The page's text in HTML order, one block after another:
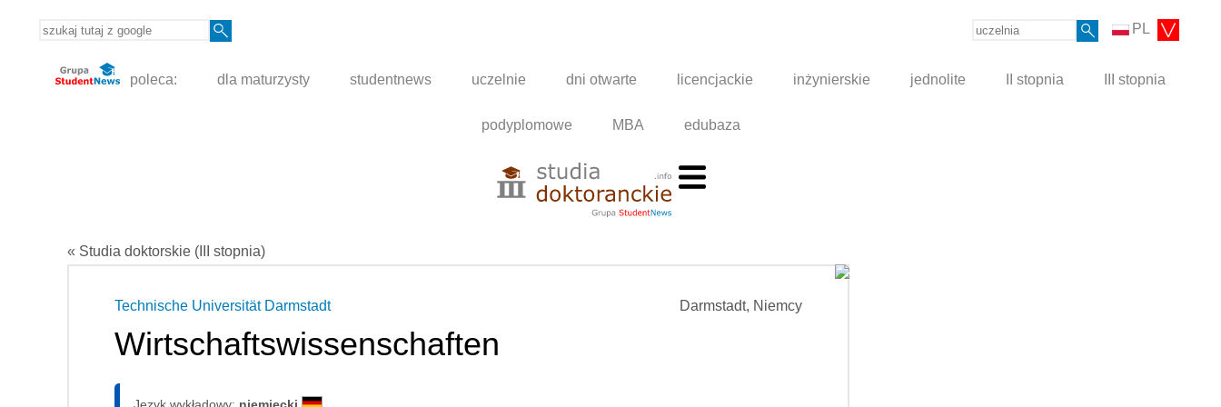
PL
poleca: dla maturzysty studentnews uczelnie dni otwarte licencjackie inżynierskie jednolite II stopnia III stopnia
podyplomowe MBA edubaza
« Studia doktorskie (III stopnia)
Darmstadt, Niemcy
Technische Universität Darmstadt
Wirtschaftswissenschaften
Język wykładowy: niemiecki